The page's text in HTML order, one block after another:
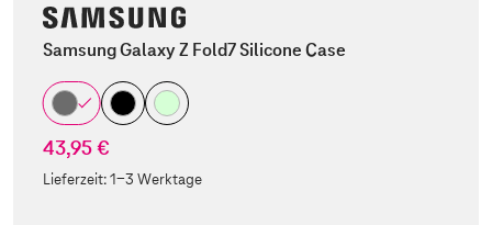
Samsung Galaxy Z Fold7 Silicone Case
43,95 €
Lieferzeit:1-3 Werktage